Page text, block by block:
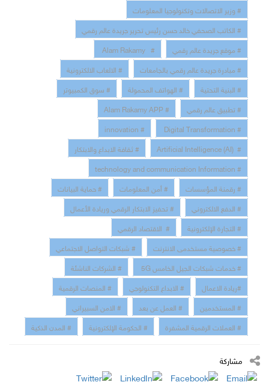
# وزير الاتصالات وتكنولوجيا المعلومات
# الكاتب الصحفي خالد حسن رئيس تحرير جريدة عالم رقمي
# موقع جريدة عالم رقمي
# Alam Rakamy
# مبادرة جريدة عالم رقمي بالجامعات
# الالعاب الالكترونية
# البنية التحتية
# الهواتف المحمولة
# سوق الكمبيوتر
# تطبيق عالم رقمي
# Alam Rakamy APP
# Digital Transformation
# innovation
# Artificial Intelligence (AI)
# ثقافة الابداع والابتكار
# technology and communication Information
# رقمنة المؤسسات
# أمن المعلومات
# حماية البيانات
# الدفع الالكتروني
# تحفيز الابتكار الرقمي وريادة الأعمال
# التجارة الإلكترونية
# الاقتصاد الرقمي
# خصوصية مستخدمى الانترنت
# شبكات التواصل الاجتماعي
# خدمات شبكات الجيل الخامس 5G
# الشركات الناشئة
#ريادة الاعمال
# الابداع التكنولوجي
# المنصات الرقمية
# المستخدمين
# العمل عن بعد
# الامن السبيراني
# العملات الرقمية المشفرة
# الحكومة الإلكترونية # المدن الذكية
مشاركة